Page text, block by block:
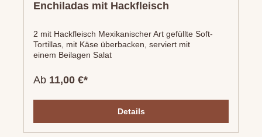
Enchiladas mit Hackfleisch
2 mit Hackfleisch Mexikanischer Art gefüllte Soft-
Tortillas, mit Käse überbacken, serviert mit
einem Beilagen Salat
Ab 11,00 €*
Details